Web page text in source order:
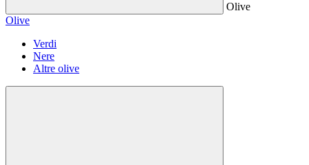
Olive
Olive
Verdi
Nere
Altre olive